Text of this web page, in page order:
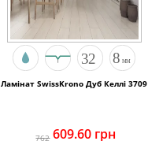
Ламінат SwissKrono Дуб Келлі 3709
762 609.60 грн